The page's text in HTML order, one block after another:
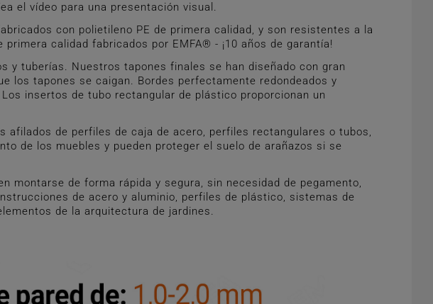
el vídeo para una presentación visual.
con polietileno PE de primera calidad, y son resistentes a la
calidad fabricados por EMFA® - ¡10 años de garantía!
y tuberías. Nuestros tapones finales se han diseñado con gran
los tapones se caigan. Bordes perfectamente redondeados y
insertos de tubo rectangular de plástico proporcionan un
afilados de perfiles de caja de acero, perfiles rectangulares o tubos,
de los muebles y pueden proteger el suelo de arañazos si se
montarse de forma rápida y segura, sin necesidad de pegamento,
de acero y aluminio, perfiles de plástico, sistemas de
de la arquitectura de jardines.